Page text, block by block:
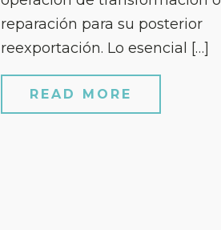
reparación para su posterior
reexportación. Lo esencial […]
READ MORE